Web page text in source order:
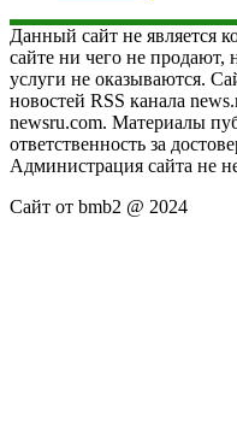
Данный сайт не является
сайте ни чего не продают,
услуги не оказываются.
новостей RSS канала
newsru.com. Материалы
ответственность за
Администрация сайта не
Сайт от bmb2 @ 2024